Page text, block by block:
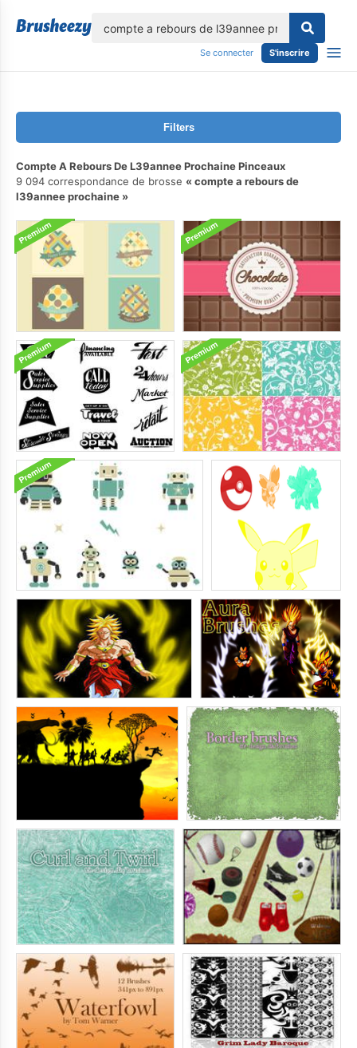
Se connecter S'inscrire
Filters
Compte A Rebours De L39annee Prochaine Pinceaux
9 094 correspondance de brosse
compte a rebours de
l39annee prochaine